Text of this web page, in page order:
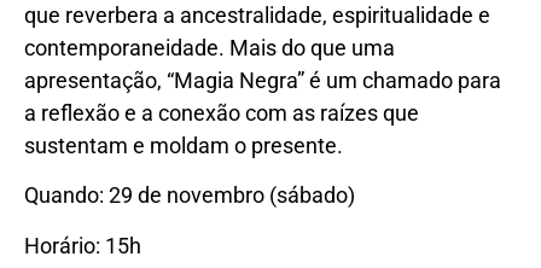
que reverbera a ancestralidade, espiritualidade e
contemporaneidade. Mais do que uma
apresentação, “Magia Negra” é um chamado para
a reflexão e a conexão com as raízes que
sustentam e moldam o presente.
Quando: 29 de novembro (sábado)
Horário: 15h